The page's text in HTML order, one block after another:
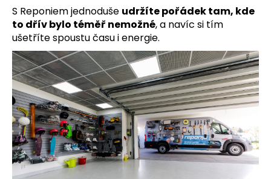
S Reponiem jednoduše udržíte pořádek tam, kde
to dřív bylo téměř nemožné, a navíc si tím
ušetříte spoustu času i energie.